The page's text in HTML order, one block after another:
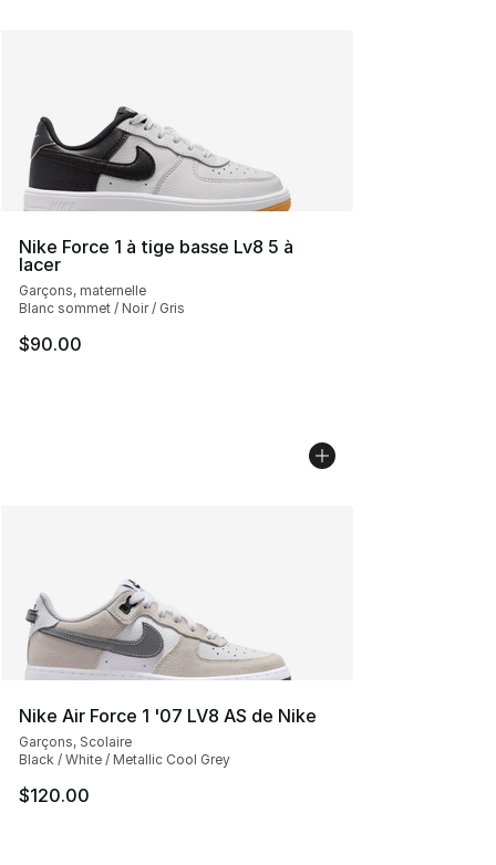
Nike Force 1 à tige basse Lv8 5 à
lacer
Garçons, maternelle
Blanc sommet / Noir / Gris
$90.00
Nike Air Force 1 '07 LV8 AS de Nike
Garçons, Scolaire
Black / White / Metallic Cool Grey
$120.00